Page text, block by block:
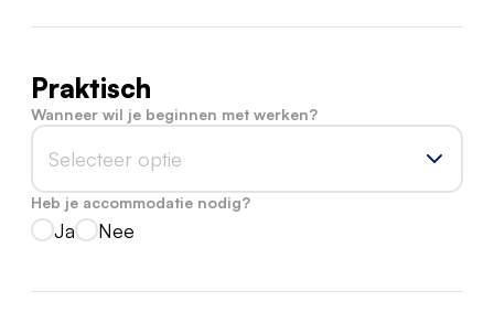
Praktisch
Wanneer wil je beginnen met werken?
Selecteer optie
Heb je accommodatie nodig?
Ja Nee